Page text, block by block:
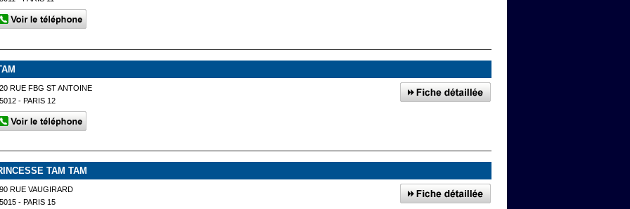
RUE FBG ST ANTOINE
- PARIS 12
TAM TAM
RUE VAUGIRARD
- PARIS 15